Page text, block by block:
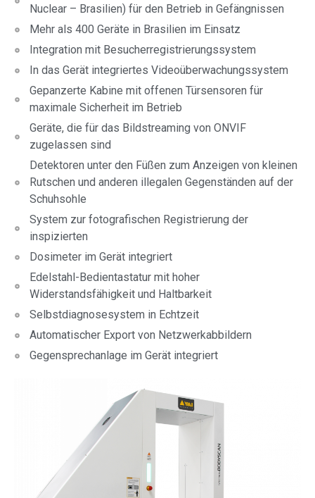
Nuclear – Brasilien) für den Betrieb in Gefängnissen
Mehr als 400 Geräte in Brasilien im Einsatz
Integration mit Besucherregistrierungssystem
In das Gerät integriertes Videoüberwachungssystem
Gepanzerte Kabine mit offenen Türsensoren für
maximale Sicherheit im Betrieb
Geräte, die für das Bildstreaming von ONVIF
zugelassen sind
Detektoren unter den Füßen zum Anzeigen von kleinen
Rutschen und anderen illegalen Gegenständen auf der
Schuhsohle
System zur fotografischen Registrierung der
inspizierten
Dosimeter im Gerät integriert
Edelstahl-Bedientastatur mit hoher
Widerstandsfähigkeit und Haltbarkeit
Selbstdiagnosesystem in Echtzeit
Automatischer Export von Netzwerkabbildern
Gegensprechanlage im Gerät integriert